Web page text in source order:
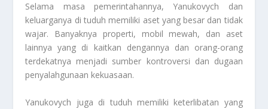
Selama masa pemerintahannya, Yanukovych dan
keluarganya di tuduh memiliki aset yang besar dan tidak
wajar. Banyaknya properti, mobil mewah, dan aset
lainnya yang di kaitkan dengannya dan orang-orang
terdekatnya menjadi sumber kontroversi dan dugaan
penyalahgunaan kekuasaan.
Yanukovych juga di tuduh memiliki keterlibatan yang